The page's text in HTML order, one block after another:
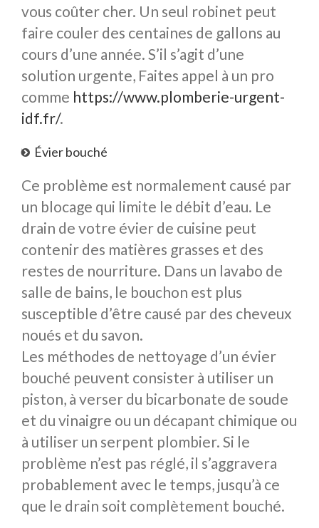
vous coûter cher. Un seul robinet peut
faire couler des centaines de gallons au
cours d’une année. S’il s’agit d’une
solution urgente, Faites appel à un pro
comme https://www.plomberie-urgent-
idf.fr/.
Évier bouché
Ce problème est normalement causé par
un blocage qui limite le débit d’eau. Le
drain de votre évier de cuisine peut
contenir des matières grasses et des
restes de nourriture. Dans un lavabo de
salle de bains, le bouchon est plus
susceptible d’être causé par des cheveux
noués et du savon.
Les méthodes de nettoyage d’un évier
bouché peuvent consister à utiliser un
piston, à verser du bicarbonate de soude
et du vinaigre ou un décapant chimique ou
à utiliser un serpent plombier. Si le
problème n’est pas réglé, il s’aggravera
probablement avec le temps, jusqu’à ce
que le drain soit complètement bouché.